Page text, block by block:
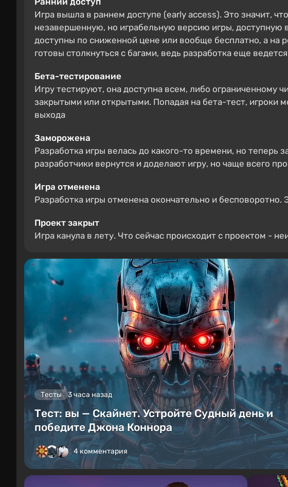
Игра вышла в раннем доступе (early access). Это значит,
незавершенную, но играбельную версию игры,
доступны по сниженной цене или вообще бесплатно, а на
готовы столкнуться с багами, ведь разработка еще ведется
Бета-тестирование
Игру тестируют, она доступна всем, либо ограниченному
закрытыми или открытыми. Попадая на бета-тест, игроки
выхода
Заморожена
Разработка игры велась до какого-то времени, но теперь
разработчики вернутся и доделают игру, но чаще всего
Игра отменена
Разработка игры отменена окончательно и бесповоротно.
Проект закрыт
Игра канула в лету. Что сейчас происходит с проектом -
Тесты 3 часа назад
Тест: вы — Скайнет. Устройте Судный день и
победите Джона Коннора
4 комментария